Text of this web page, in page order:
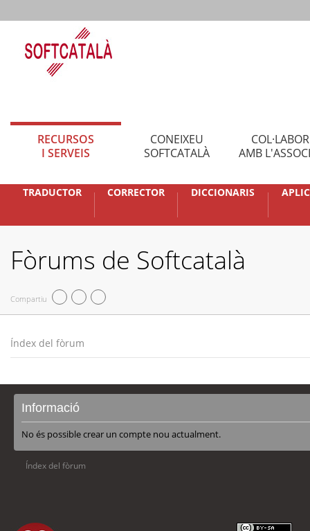
RECURSOS
I SERVEIS
CONEIXEU
SOFTCATALÀ
AMB
TRADUCTOR CORRECTOR DICCIONARIS
Fòrums de Softcatalà
Compartiu
Índex del fòrum
Informació
No és possible crear un compte nou actualment.
Índex del fòrum